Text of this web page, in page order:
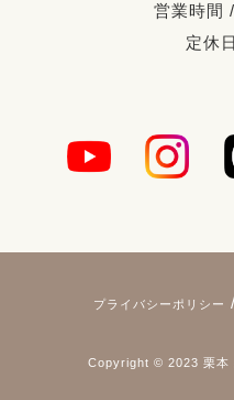
営業時間
定休
プライバシーポリシー /
Copyright © 2023 栗本